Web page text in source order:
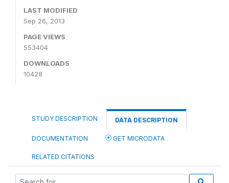
LAST MODIFIED
Sep 26, 2013
PAGE VIEWS
553404
DOWNLOADS
10428
STUDY DESCRIPTION DATA DESCRIPTION
DOCUMENTATION GET MICRODATA
RELATED CITATIONS